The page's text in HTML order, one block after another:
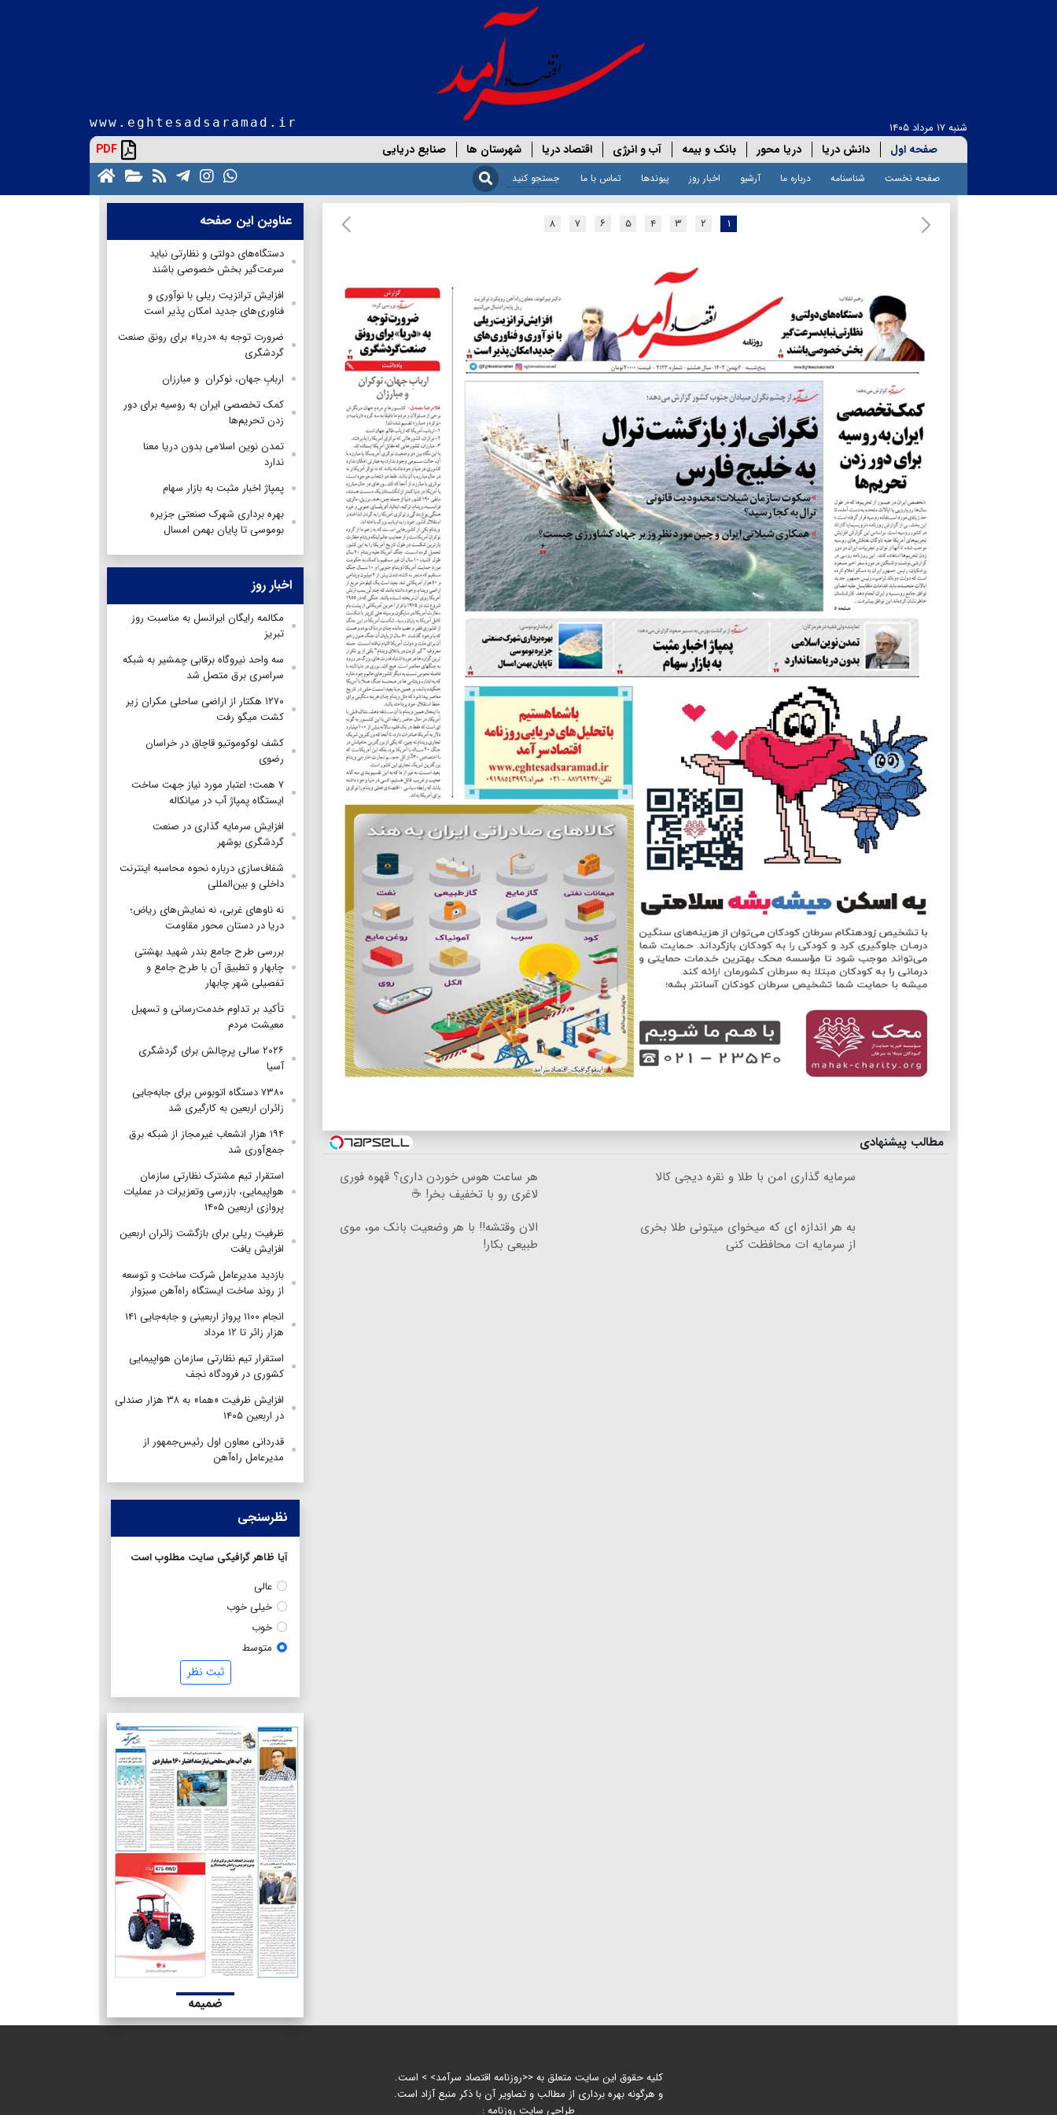
شنبه ۱۷ مرداد ۱۴۰۵ www.eghtesadsaramad.ir
صفحه اول دانش دریا دریا محور بانک و بیمه آب و انرژی اقتصاد دریا شهرستان ها صنایع دریایی PDF
صفحه نخست شناسنامه درباره ما آرشیو اخبار روز پیوندها تماس با ما
۱ ۲ ۳ ۴ ۵ ۶ ۷ ۸
مطالب پیشنهادی
سرمایه گذاری امن با طلا و نقره دیجی کالا
هر ساعت هوس خوردن داری؟ قهوه فوری
لاغری رو با تخفیف بخر! ☕
به هر اندازه ای که میخوای میتونی طلا بخری
از سرمایه ات محافظت کنی
الان وقتشه‼️ با هر وضعیت بانک مو، موی
طبیعی بکار!
عناوین این صفحه
دستگاه‌های دولتی و نظارتی نباید
سرعت‌گیر بخش خصوصی باشند
افزایش ترانزیت ریلی با نوآوری و
فناوری‌های جدید امکان پذیر است
ضرورت توجه به «دریا» برای رونق صنعت
گردشگری
اربابِ جهان، نوكران و مبارزان
کمک تخصصی ایران به روسیه برای دور
زدن تحریم‌ها
تمدن نوین اسلامی بدون دریا معنا
ندارد
پمپاژ اخبار مثبت به بازار سهام
بهره برداری شهرک صنعتی جزیره
بوموسی تا پایان بهمن امسال
اخبار روز
مکالمه رایگان ایرانسل به مناسبت روز
تبریز
سه واحد نیروگاه برقابی چمشیر به شبکه
سراسری برق متصل شد
۱۲۷۰ هکتار از اراضی ساحلی مکران زیر
کشت میگو رفت
کشف لوکوموتیو قاچاق در خراسان
رضوی
۷ همت؛ اعتبار مورد نیاز جهت ساخت
ایستگاه پمپاژ آب در میانکاله
افزایش سرمایه گذاری در صنعت
گردشگری بوشهر
شفاف‌سازی درباره نحوه محاسبه اینترنت
داخلی و بین‌المللی
نه ناوهای غربی، نه نمایش‌های ریاض؛
دریا در دستان محور مقاومت
بررسی طرح جامع بندر شهید بهشتی
چابهار و تطبیق آن با طرح جامع و
تفصیلی شهر چابهار
تأکید بر تداوم خدمت‌رسانی و تسهیل
معیشت مردم
۲۰۲۶ سالی پرچالش برای گردشگری
آسیا
۷۳۸۰ دستگاه اتوبوس برای جابه‌جایی
زائران اربعین به‌ کارگیری شد
۱۹۴ هزار انشعاب غیرمجاز از شبکه برق
جمع‌آوری شد
استقرار تیم مشترک نظارتی سازمان
هواپیمایی، بازرسی وتعزیرات در عملیات
پروازی اربعین ۱۴۰۵
ظرفیت ریلی برای بازگشت زائران اربعین
افزایش یافت
بازدید مدیرعامل شرکت ساخت و توسعه
از روند ساخت ایستگاه راه‌آهن سبزوار
انجام ۱۱۰۰ پرواز اربعینی و جابه‌جایی ۱۴۱
هزار زائر تا ۱۲ مرداد
استقرار تیم‌ نظارتی سازمان هواپیمایی
کشوری در فرودگاه نجف
افزایش ظرفیت «هما» به ۳۸ هزار صندلی
در اربعین ۱۴۰۵
قدردانی معاون اول رئیس‌جمهور از
مدیرعامل راه‌آهن
نظرسنجی
آیا ظاهر گرافیکی سایت مطلوب است
عالی
خیلی خوب
خوب
متوسط
ثبت نظر
ضمیمه
کلیه حقوق این سایت متعلق به <<روزنامه اقتصاد سرآمد> > است.
و هرگونه بهره برداری از مطالب و تصاویر آن با ذکر منبع آزاد است.
طراحی سایت روزنامه :